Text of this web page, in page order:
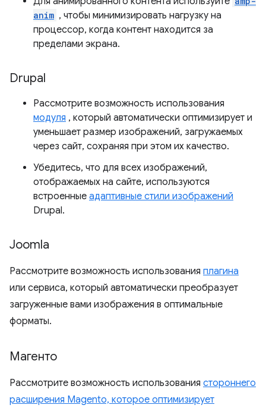
anim , чтобы минимизировать нагрузку на
процессор, когда контент находится за
пределами экрана.
Drupal
Рассмотрите возможность использования
модуля , который автоматически оптимизирует и
уменьшает размер изображений, загружаемых
через сайт, сохраняя при этом их качество.
Убедитесь, что для всех изображений,
отображаемых на сайте, используются
встроенные адаптивные стили изображений
Drupal.
Joomla
Рассмотрите возможность использования плагина
или сервиса, который автоматически преобразует
загруженные вами изображения в оптимальные
форматы.
Магенто
Рассмотрите возможность использования стороннего
расширения Magento, которое оптимизирует